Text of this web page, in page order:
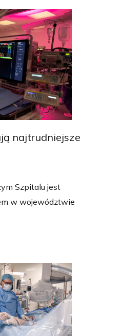
najtrudniejsze
Szpitalu jest
w województwie